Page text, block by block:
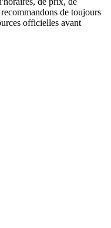
de toujours
officielles avant